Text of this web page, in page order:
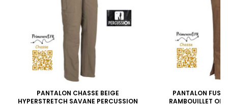
PANTALON CHASSE BEIGE
HYPERSTRETCH SAVANE PERCUSSION
PANTALON
RAMBOUILLET